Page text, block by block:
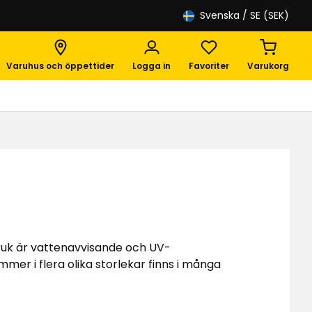
Svenska / SE (SEK)
Varuhus och öppettider Logga in Favoriter Varukorg
är vattenavvisande och UV-
i flera olika storlekar finns i många